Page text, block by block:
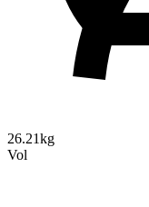
26.21kg
Vol